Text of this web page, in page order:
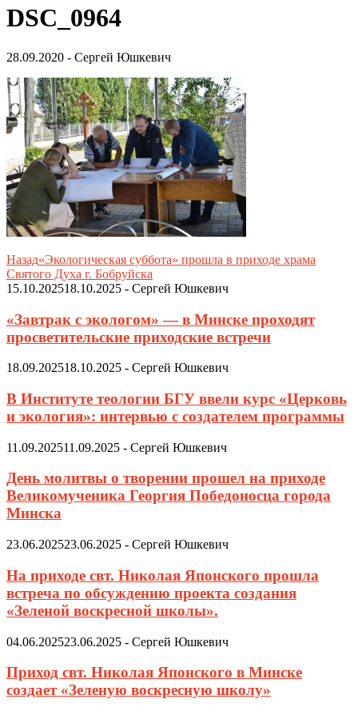
DSC_0964
28.09.2020 - Сергей Юшкевич
Назад«Экологическая суббота» прошла в приходе храма
Святого Духа г. Бобруйска
15.10.202518.10.2025 - Сергей Юшкевич
«Завтрак с экологом» — в Минске проходят
просветительские приходские встречи
18.09.202518.10.2025 - Сергей Юшкевич
В Институте теологии БГУ ввели курс «Церковь
и экология»: интервью с создателем программы
11.09.202511.09.2025 - Сергей Юшкевич
День молитвы о творении прошел на приходе
Великомученика Георгия Победоносца города
Минска
23.06.202523.06.2025 - Сергей Юшкевич
На приходе свт. Николая Японского прошла
встреча по обсуждению проекта создания
«Зеленой воскресной школы».
04.06.202523.06.2025 - Сергей Юшкевич
Приход свт. Николая Японского в Минске
создает «Зеленую воскресную школу»